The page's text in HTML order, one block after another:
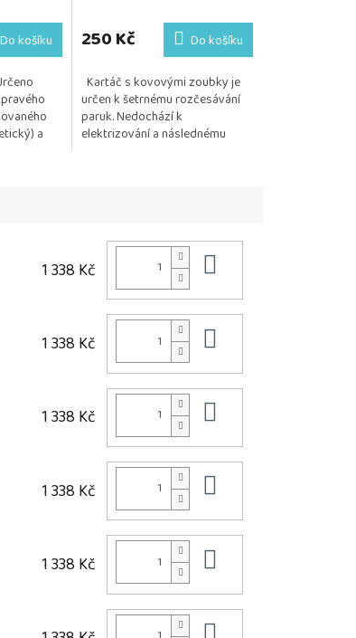
Do košíku
a
produktu
je
z
5
hvězdiček.
250 Kč Do košíku
Kartáč s kovovými zoubky je
určen k šetrnému rozčesávání
paruk. Nedochází k
elektrizování a následnému
1 338 Kč
1 338 Kč
1 338 Kč
1 338 Kč
1 338 Kč